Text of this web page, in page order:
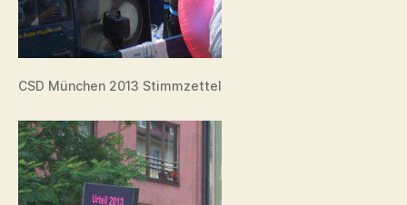
CSD München 2013 Stimmzettel